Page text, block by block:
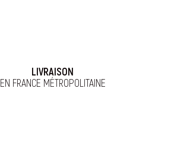
LIVRAISON
EN FRANCE MÉTROPOLITAINE